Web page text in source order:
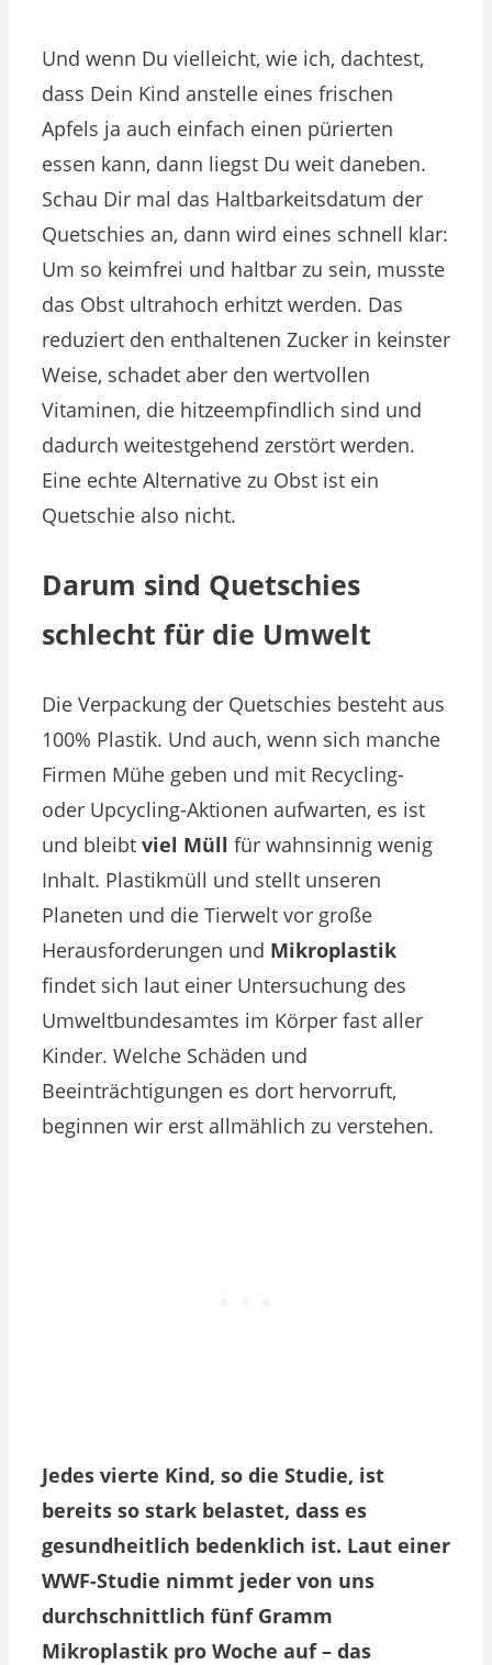
Und wenn Du vielleicht, wie ich, dachtest,
dass Dein Kind anstelle eines frischen
Apfels ja auch einfach einen pürierten
essen kann, dann liegst Du weit daneben.
Schau Dir mal das Haltbarkeitsdatum der
Quetschies an, dann wird eines schnell klar:
Um so keimfrei und haltbar zu sein, musste
das Obst ultrahoch erhitzt werden. Das
reduziert den enthaltenen Zucker in keinster
Weise, schadet aber den wertvollen
Vitaminen, die hitzeempfindlich sind und
dadurch weitestgehend zerstört werden.
Eine echte Alternative zu Obst ist ein
Quetschie also nicht.
Darum sind Quetschies
schlecht für die Umwelt
Die Verpackung der Quetschies besteht aus
100% Plastik. Und auch, wenn sich manche
Firmen Mühe geben und mit Recycling-
oder Upcycling-Aktionen aufwarten, es ist
und bleibt viel Müll für wahnsinnig wenig
Inhalt. Plastikmüll und stellt unseren
Planeten und die Tierwelt vor große
Herausforderungen und Mikroplastik
findet sich laut einer Untersuchung des
Umweltbundesamtes im Körper fast aller
Kinder. Welche Schäden und
Beeinträchtigungen es dort hervorruft,
beginnen wir erst allmählich zu verstehen.
Jedes vierte Kind, so die Studie, ist
bereits so stark belastet, dass es
gesundheitlich bedenklich ist. Laut einer
WWF-Studie nimmt jeder von uns
durchschnittlich fünf Gramm
Mikroplastik pro Woche auf – das